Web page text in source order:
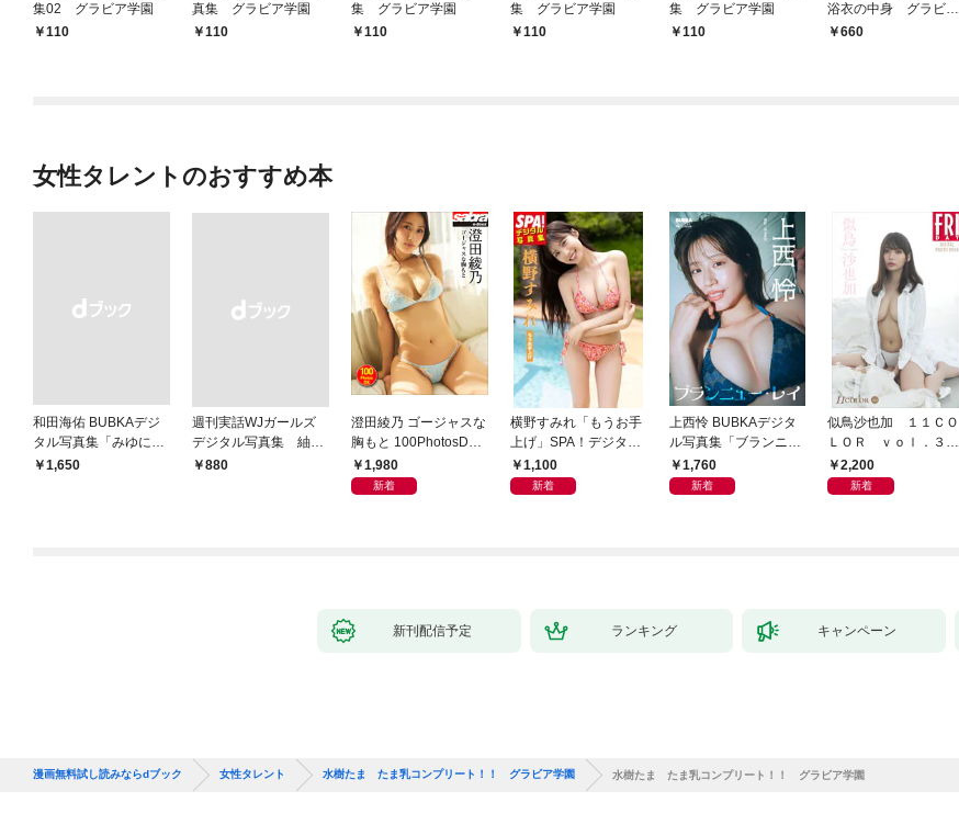
集02 グラビア学園
110
真集 グラビア学園
110
集 グラビア学園
110
集 グラビア学園
110
集 グラビア学園
110
浴衣の中身 グラビア
学園660
女性タレントのおすすめ本
和田海佑 BUBKAデジ
タル写真集「みゆに夢
中。」
￥1,650
週刊実話WJガールズ
デジタル写真集 紬柊
「あなたに触れたい」
￥880
澄田綾乃 ゴージャスな
胸もと 100PhotosDX[s
abra net e-Book]
1,980
新着
横野すみれ「もうお手
上げ」SPA！デジタル
写真集
1,100
新着
上西怜 BUBKAデジタ
ル写真集「ブランニュ
ー・レイ」
1,760
新着
似鳥沙也加 １１ＣＯ
ＬＯＲ ｖｏｌ．３
ＦＲＩＤＡＹデジタル
写真集
2,200
新着
新刊配信予定 ランキング キャンペーン
漫画無料試し読みならdブック 女性タレント 水樹たま たま乳コンプリート！！ グラビア学園 水樹たま たま乳コンプリート！！ グラビア学園